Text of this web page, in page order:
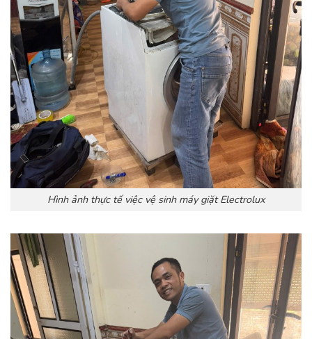
Hình ảnh thực tế việc vệ sinh máy giặt Electrolux